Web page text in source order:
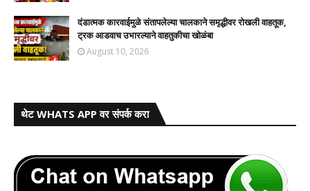
दंडात्मक कारवाईमुळे संतापलेल्या चालकाने समृद्धीवर रोखली वाहतूक,
ट्रक आडवाच उभारल्याने वाहतुकीचा खोळंबा
August 10, 2026
थेट WHATS APP वर संपर्क करा